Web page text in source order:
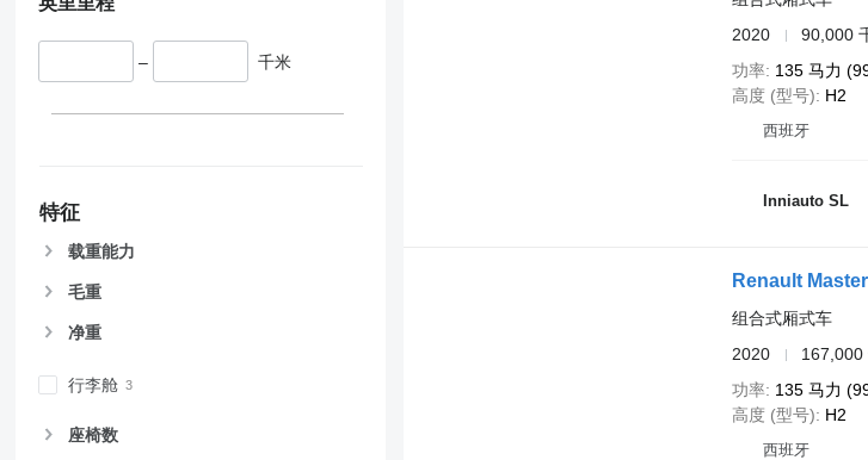
– 千米
特征
载重能力
毛重
净重
行李舱
座椅数
2020
90,000
功率 135 马力
高度 (型号)
H2
西班牙
Inniauto SL
Renault
组合式厢式车
2020
167,000
功率 135 马力
高度 (型号)
H2
西班牙